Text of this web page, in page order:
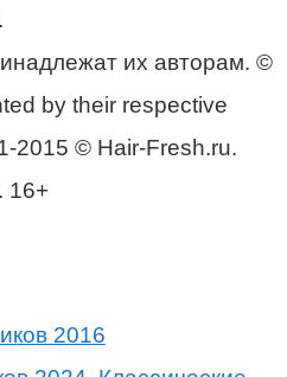
их авторам. ©
by their respective
2015 © Hair-Fresh.ru.
16+